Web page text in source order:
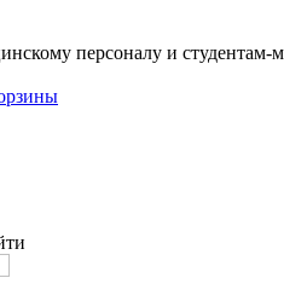
персоналу и студентам-